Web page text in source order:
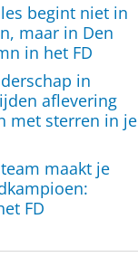
begint niet in
maar in Den
in het FD
in
aflevering
met sterren in je
maakt je
FD